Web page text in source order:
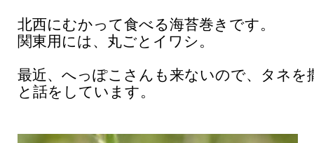
北西にむかって食べる海苔巻きです。
関東用には、丸ごとイワシ。
最近、へっぽこさんも来ないので、タネを
と話をしています。